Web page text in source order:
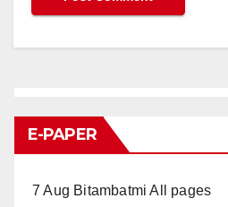
E-PAPER
7 Aug Bitambatmi All pages